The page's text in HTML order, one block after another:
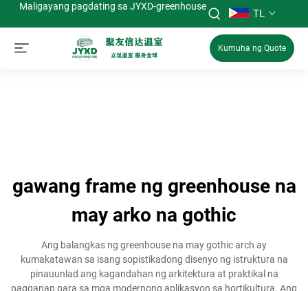
Maligayang pagdating sa JYXD-greenhouse
TL
Kumuha ng Quote
gawang frame ng greenhouse na
may arko na gothic
Ang balangkas ng greenhouse na may gothic arch ay
kumakatawan sa isang sopistikadong disenyo ng istruktura na
pinauunlad ang kagandahan ng arkitektura at praktikal na
pagganap para sa mga modernong aplikasyon sa hortikultura. Ang